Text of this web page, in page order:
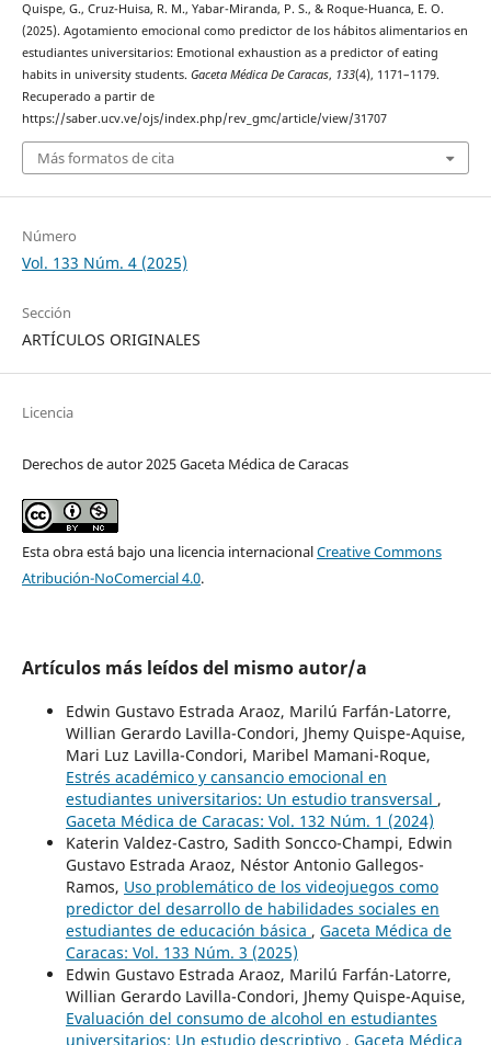
Quispe, G., Cruz-Huisa, R. M., Yabar-Miranda, P. S., & Roque-Huanca, E. O.
(2025). Agotamiento emocional como predictor de los hábitos alimentarios en
estudiantes universitarios: Emotional exhaustion as a predictor of eating
habits in university students. Gaceta Médica De Caracas, 133(4), 1171–1179.
Recuperado a partir de
https://saber.ucv.ve/ojs/index.php/rev_gmc/article/view/31707
Más formatos de cita
Número
Vol. 133 Núm. 4 (2025)
Sección
ARTÍCULOS ORIGINALES
Licencia
Derechos de autor 2025 Gaceta Médica de Caracas
Esta obra está bajo una licencia internacionalCreative Commons
Atribución-NoComercial 4.0.
Artículos más leídos del mismo autor/a
Edwin Gustavo Estrada Araoz, Marilú Farfán-Latorre,
Willian Gerardo Lavilla-Condori, Jhemy Quispe-Aquise,
Mari Luz Lavilla-Condori, Maribel Mamani-Roque,
Estrés académico y cansancio emocional en
estudiantes universitarios: Un estudio transversal ,
Gaceta Médica de Caracas: Vol. 132 Núm. 1 (2024)
Katerin Valdez-Castro, Sadith Soncco-Champi, Edwin
Gustavo Estrada Araoz, Néstor Antonio Gallegos-
Ramos, Uso problemático de los videojuegos como
predictor del desarrollo de habilidades sociales en
estudiantes de educación básica , Gaceta Médica de
Caracas: Vol. 133 Núm. 3 (2025)
Edwin Gustavo Estrada Araoz, Marilú Farfán-Latorre,
Willian Gerardo Lavilla-Condori, Jhemy Quispe-Aquise,
Evaluación del consumo de alcohol en estudiantes
universitarios: Un estudio descriptivo , Gaceta Médica